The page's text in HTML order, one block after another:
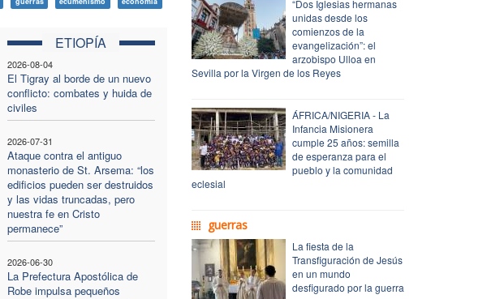
ETIOPÍA
2026-08-04
El Tigray al borde de un nuevo
conflicto: combates y huida de
civiles
2026-07-31
Ataque contra el antiguo
monasterio de St. Arsema: “los
edificios pueden ser destruidos
y las vidas truncadas, pero
nuestra fe en Cristo
permanece”
2026-06-30
La Prefectura Apostólica de
Robe impulsa pequeños
“Dos Iglesias hermanas
unidas desde los
comienzos de la
evangelización”: el
arzobispo Ulloa en
Sevilla por la Virgen de los Reyes
ÁFRICA/NIGERIA - La
Infancia Misionera
cumple 25 años: semilla
de esperanza para el
pueblo y la comunidad
eclesial
guerras
La fiesta de la
Transfiguración de Jesús
en un mundo
desfigurado por la guerra